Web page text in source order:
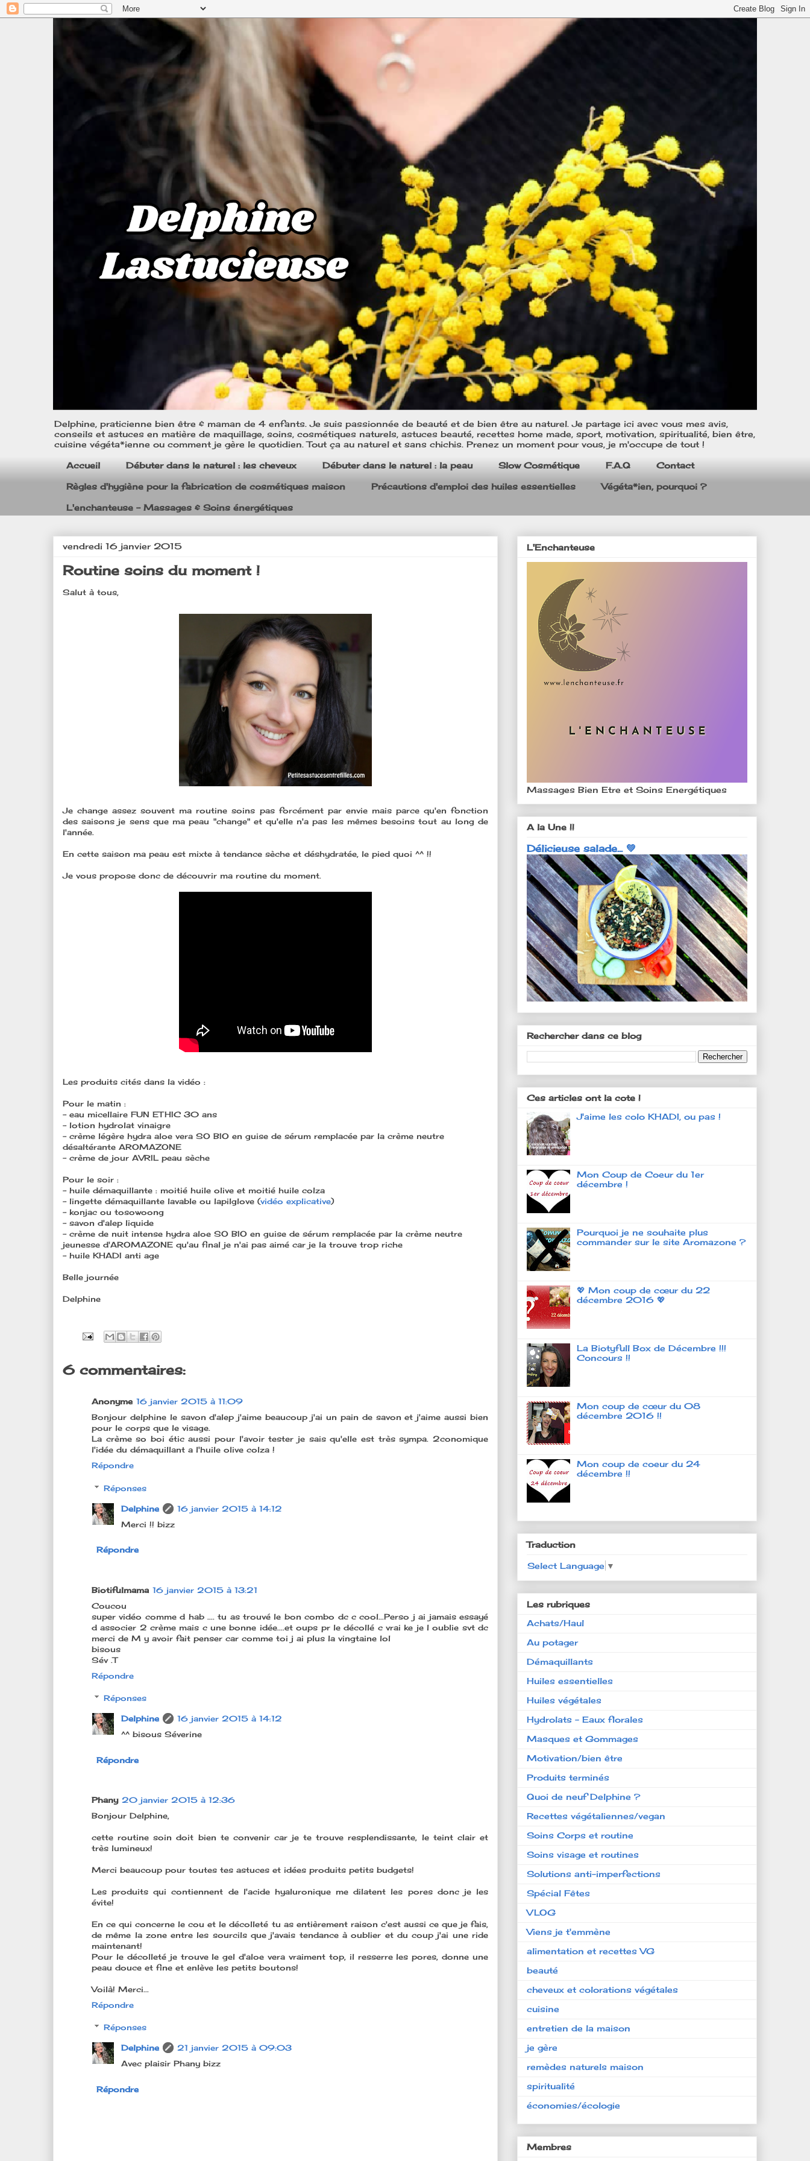
Delphine, praticienne bien être & maman de 4 enfants. Je suis passionnée de beauté et de bien être au naturel. Je partage ici avec vous mes avis,
conseils et astuces en matière de maquillage, soins, cosmétiques naturels, astuces beauté, recettes home made, sport, motivation, spiritualité, bien être,
cuisine végéta*ienne ou comment je gère le quotidien. Tout ça au naturel et sans chichis. Prenez un moment pour vous, je m'occupe de tout !
Accueil Débuter dans le naturel : les cheveux Débuter dans le naturel : la peau Slow Cosmétique F.A.Q Contact
Règles d'hygiène pour la fabrication de cosmétiques maison Précautions d'emploi des huiles essentielles Végéta*ien, pourquoi ?
L'enchanteuse - Massages & Soins énergétiques
vendredi 16 janvier 2015
Routine soins du moment !
Salut à tous,
Je change assez souvent ma routine soins pas forcément par envie mais parce qu'en fonction
des saisons je sens que ma peau "change" et qu'elle n'a pas les mêmes besoins tout au long de
l'année.
En cette saison ma peau est mixte à tendance sèche et déshydratée, le pied quoi ^^ !!
Je vous propose donc de découvrir ma routine du moment.
Les produits cités dans la vidéo :
Pour le matin :
- eau micellaire FUN ETHIC 30 ans
- lotion hydrolat vinaigre
- crème légère hydra aloe vera SO BIO en guise de sérum remplacée par la crème neutre
désaltérante AROMAZONE
- crème de jour AVRIL peau sèche
Pour le soir :
- huile démaquillante : moitié huile olive et moitié huile colza
- lingette démaquillante lavable ou lapilglove (vidéo explicative)
- konjac ou tosowoong
- savon d'alep liquide
- crème de nuit intense hydra aloe SO BIO en guise de sérum remplacée par la crème neutre
jeunesse d'AROMAZONE qu'au final je n'ai pas aimé car je la trouve trop riche
- huile KHADI anti age
Belle journée
Delphine
6 commentaires:
Anonyme 16 janvier 2015 à 11:09
Bonjour delphine le savon d'alep j'aime beaucoup j'ai un pain de savon et j'aime aussi bien
pour le corps que le visage.
La crème so boi étic aussi pour l'avoir tester je sais qu'elle est très sympa. 2conomique
l'idée du démaquillant a l'huile olive colza !
Répondre
Réponses
Delphine
16 janvier 2015 à 14:12
Merci !! bizz
Répondre
Biotifulmama 16 janvier 2015 à 13:21
Coucou
super vidéo comme d hab .... tu as trouvé le bon combo dc c cool...Perso j ai jamais essayé
d associer 2 crème mais c une bonne idée....et oups pr le décollé c vrai ke je l oublie svt dc
merci de M y avoir fait penser car comme toi j ai plus la vingtaine lol
bisous
Sév .T
Répondre
Réponses
Delphine
16 janvier 2015 à 14:12
^^ bisous Séverine
Répondre
Phany 20 janvier 2015 à 12:36
Bonjour Delphine,
cette routine soin doit bien te convenir car je te trouve resplendissante, le teint clair et
très lumineux!
Merci beaucoup pour toutes tes astuces et idées produits petits budgets!
Les produits qui contiennent de l'acide hyaluronique me dilatent les pores donc je les
évite!
En ce qui concerne le cou et le décolleté tu as entièrement raison c'est aussi ce que je fais,
de même la zone entre les sourcils que j'avais tendance à oublier et du coup j'ai une ride
maintenant!
Pour le décolleté je trouve le gel d'aloe vera vraiment top, il resserre les pores, donne une
peau douce et fine et enlève les petits boutons!
Voilà! Merci...
Répondre
Réponses
Delphine
21 janvier 2015 à 09:03
Avec plaisir Phany bizz
Répondre
L'Enchanteuse
Massages Bien Etre et Soins Energétiques
A la Une !!
Délicieuse salade... 💚
Rechercher dans ce blog
Ces articles ont la cote !
J'aime les colo KHADI, ou pas !
Mon Coup de Coeur du 1er
décembre !
Pourquoi je ne souhaite plus
commander sur le site Aromazone ?
💖 Mon coup de cœur du 22
décembre 2016 💖
La Biotyfull Box de Décembre !!!
Concours !!
Mon coup de cœur du 08
décembre 2016 !!
Mon coup de coeur du 24
décembre !!
Traduction
Select Language ▼
Les rubriques
Achats/Haul
Au potager
Démaquillants
Huiles essentielles
Huiles végétales
Hydrolats - Eaux florales
Masques et Gommages
Motivation/bien être
Produits terminés
Quoi de neuf Delphine ?
Recettes végétaliennes/vegan
Soins Corps et routine
Soins visage et routines
Solutions anti-imperfections
Spécial Fêtes
VLOG
Viens je t'emmène
alimentation et recettes VG
beauté
cheveux et colorations végétales
cuisine
entretien de la maison
je gère
remèdes naturels maison
spiritualité
économies/écologie
Membres